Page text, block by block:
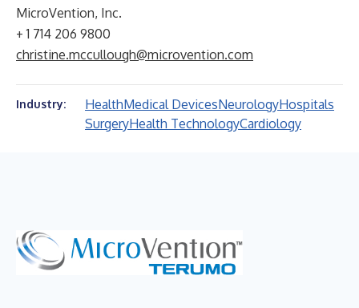
MicroVention, Inc.
+ 1 714 206 9800
christine.mccullough@microvention.com
Industry: HealthMedical DevicesNeurologyHospitals
SurgeryHealth TechnologyCardiology